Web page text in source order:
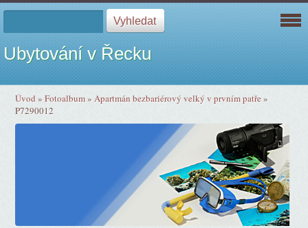
Ubytování v Řecku
Úvod »Fotoalbum»Apartmán bezbariérový velký v prvním patře »
P7290012